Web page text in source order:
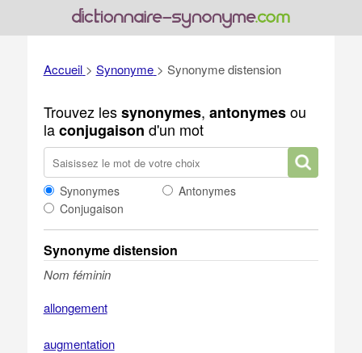
Accueil > Synonyme > Synonyme distension
Trouvez lessynonymes, antonymesou
laconjugaison d'un mot
Synonymes
Antonymes
Conjugaison
Synonyme distension
Nom féminin
allongement
augmentation